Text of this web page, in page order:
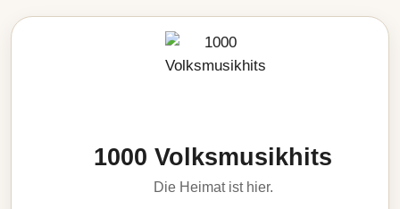
1000 Volksmusikhits
Die Heimat ist hier.